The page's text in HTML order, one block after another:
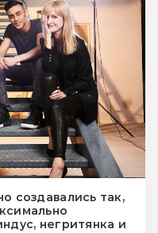
создавались так,
негритянка и